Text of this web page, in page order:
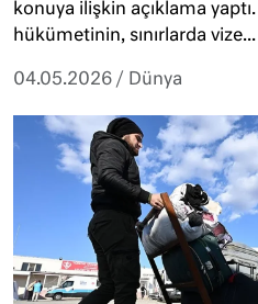
konuya ilişkin açıklama
hükümetinin, sınırlarda vize...
04.05.2026 / Dünya